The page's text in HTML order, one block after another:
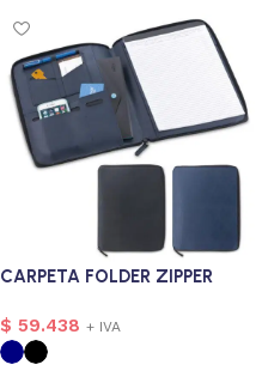
CARPETA FOLDER ZIPPER
$ 59.438 + IVA